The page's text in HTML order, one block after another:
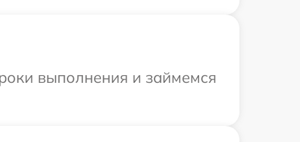
выполнения и займемся